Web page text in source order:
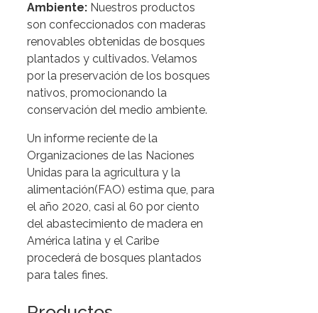
Ambiente: Nuestros productos
son confeccionados con maderas
renovables obtenidas de bosques
plantados y cultivados. Velamos
por la preservación de los bosques
nativos, promocionando la
conservación del medio ambiente.
Un informe reciente de la
Organizaciones de las Naciones
Unidas para la agricultura y la
alimentación(FAO) estima que, para
el año 2020, casi al 60 por ciento
del abastecimiento de madera en
América latina y el Caribe
procederá de bosques plantados
para tales fines.